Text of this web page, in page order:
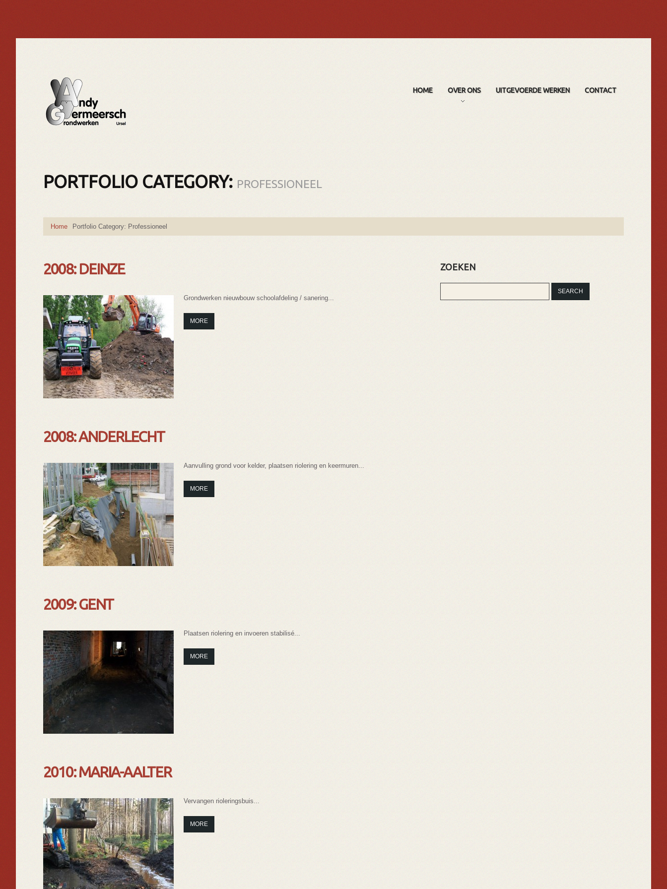
HOME OVER ONS UITGEVOERDE WERKEN CONTACT
PORTFOLIO CATEGORY: PROFESSIONEEL
Home Portfolio Category: Professioneel
2008: DEINZE
Grondwerken nieuwbouw schoolafdeling / sanering...
MORE
2008: ANDERLECHT
Aanvulling grond voor kelder, plaatsen riolering en keermuren...
MORE
2009: GENT
Plaatsen riolering en invoeren stabilisé...
MORE
2010: MARIA-AALTER
Vervangen rioleringsbuis...
MORE
ZOEKEN